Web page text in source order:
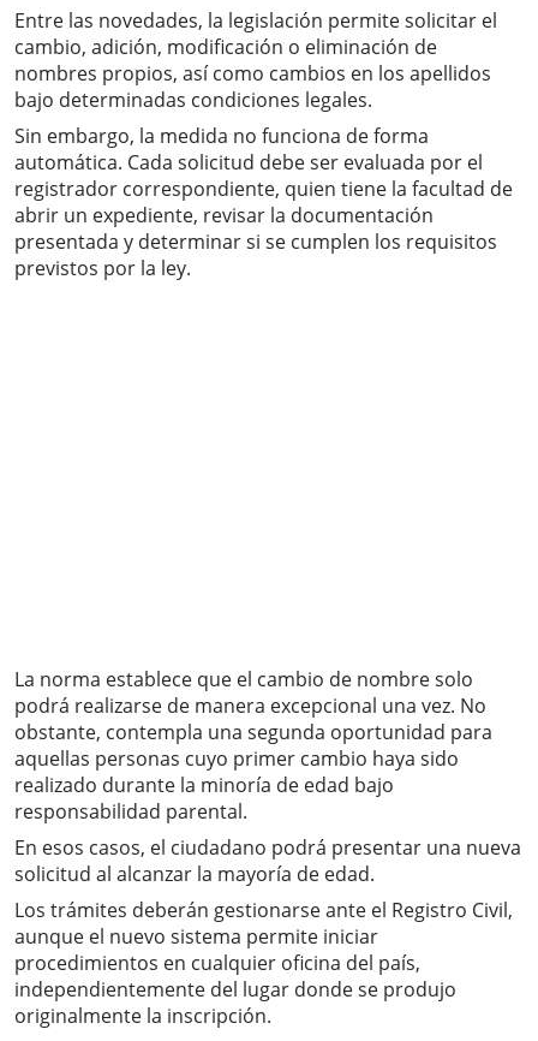
Entre las novedades, la legislación permite solicitar el
cambio, adición, modificación o eliminación de
nombres propios, así como cambios en los apellidos
bajo determinadas condiciones legales.
Sin embargo, la medida no funciona de forma
automática. Cada solicitud debe ser evaluada por el
registrador correspondiente, quien tiene la facultad de
abrir un expediente, revisar la documentación
presentada y determinar si se cumplen los requisitos
previstos por la ley.
La norma establece que el cambio de nombre solo
podrá realizarse de manera excepcional una vez. No
obstante, contempla una segunda oportunidad para
aquellas personas cuyo primer cambio haya sido
realizado durante la minoría de edad bajo
responsabilidad parental.
En esos casos, el ciudadano podrá presentar una nueva
solicitud al alcanzar la mayoría de edad.
Los trámites deberán gestionarse ante el Registro Civil,
aunque el nuevo sistema permite iniciar
procedimientos en cualquier oficina del país,
independientemente del lugar donde se produjo
originalmente la inscripción.